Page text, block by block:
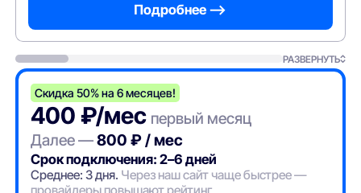
Подробнее —>
РАЗВЕРНУТЬ
Скидка 50% на 6 месяцев!
400 ₽/мес первый месяц
Далее —800 ₽ / мес
Срок подключения: 2–6 дней
Среднее: 3 дня. Через наш сайт чаще быстрее —